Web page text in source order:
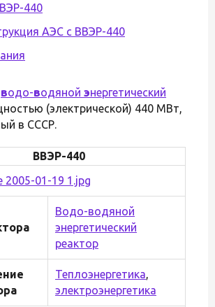
440
АЭС с ВВЭР-440
водо-водяной энергетический
(электрической) 440 МВт,
в СССР.
ВВЭР-440
Водо-водяной
энергетический
реактор
Теплоэнергетика,
электроэнергетика